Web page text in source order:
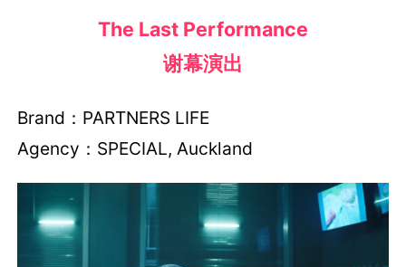
The Last Performance
谢幕演出
Brand：PARTNERS LIFE
Agency：SPECIAL, Auckland